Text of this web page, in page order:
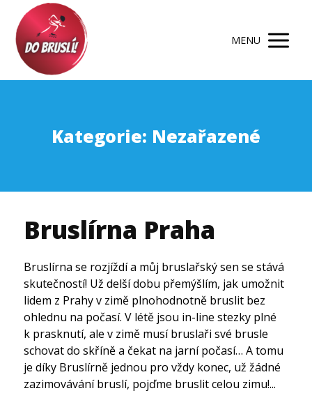
MENU
Kategorie: Nezařazené
Bruslírna Praha
Bruslírna se rozjíždí a můj bruslařský sen se stává
skutečností! Už delší dobu přemýšlím, jak umožnit
lidem z Prahy v zimě plnohodnotně bruslit bez
ohlednu na počasí. V létě jsou in-line stezky plné
k prasknutí, ale v zimě musí bruslaři své brusle
schovat do skříně a čekat na jarní počasí… A tomu
je díky Bruslírně jednou pro vždy konec, už žádné
zazimovávání bruslí, pojďme bruslit celou zimu!...